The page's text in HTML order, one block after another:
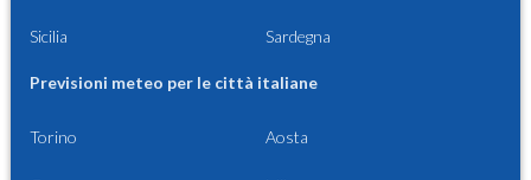
Sicilia Sardegna
Previsioni meteo per le città italiane
Torino Aosta